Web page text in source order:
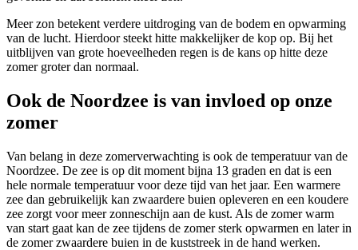
Meer zon betekent verdere uitdroging van de bodem en opwarming
van de lucht. Hierdoor steekt hitte makkelijker de kop op. Bij het
uitblijven van grote hoeveelheden regen is de kans op hitte deze
zomer groter dan normaal.
Ook de Noordzee is van invloed op onze
zomer
Van belang in deze zomerverwachting is ook de temperatuur van de
Noordzee. De zee is op dit moment bijna 13 graden en dat is een
hele normale temperatuur voor deze tijd van het jaar. Een warmere
zee dan gebruikelijk kan zwaardere buien opleveren en een koudere
zee zorgt voor meer zonneschijn aan de kust. Als de zomer warm
van start gaat kan de zee tijdens de zomer sterk opwarmen en later in
de zomer zwaardere buien in de kuststreek in de hand werken.